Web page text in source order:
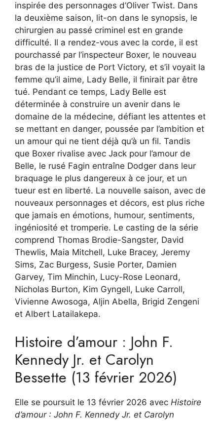
inspirée des personnages d’Oliver Twist. Dans
la deuxième saison, lit-on dans le synopsis, le
chirurgien au passé criminel est en grande
difficulté. Il a rendez-vous avec la corde, il est
pourchassé par l’inspecteur Boxer, le nouveau
bras de la justice de Port Victory, et s’il voyait la
femme qu’il aime, Lady Belle, il finirait par être
tué. Pendant ce temps, Lady Belle est
déterminée à construire un avenir dans le
domaine de la médecine, défiant les attentes et
se mettant en danger, poussée par l’ambition et
un amour qui ne tient déjà qu’à un fil. Tandis
que Boxer rivalise avec Jack pour l’amour de
Belle, le rusé Fagin entraîne Dodger dans leur
braquage le plus dangereux à ce jour, et un
tueur est en liberté. La nouvelle saison, avec de
nouveaux personnages et décors, est plus riche
que jamais en émotions, humour, sentiments,
ingéniosité et tromperie. Le casting de la série
comprend Thomas Brodie-Sangster, David
Thewlis, Maia Mitchell, Luke Bracey, Jeremy
Sims, Zac Burgess, Susie Porter, Damien
Garvey, Tim Minchin, Lucy-Rose Leonard,
Nicholas Burton, Kim Gyngell, Luke Carroll,
Vivienne Awosoga, Aljin Abella, Brigid Zengeni
et Albert Latailakepa.
Histoire d’amour : John F.
Kennedy Jr. et Carolyn
Bessette (13 février 2026)
Elle se poursuit le 13 février 2026 avec Histoire
d’amour : John F. Kennedy Jr. et Carolyn